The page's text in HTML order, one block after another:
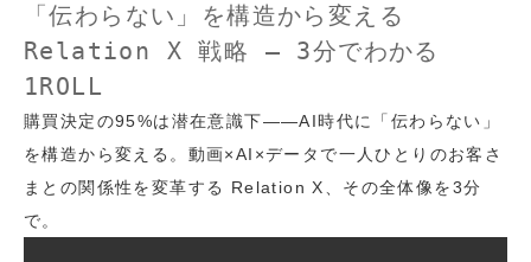
「伝わらない」を構造から変える
Relation X 戦略 – 3分でわかる
1ROLL
購買決定の95%は潜在意識下――AI時代に「伝わらない」
を構造から変える。動画×AI×データで一人ひとりのお客さ
まとの関係性を変革する Relation X、その全体像を3分
で。